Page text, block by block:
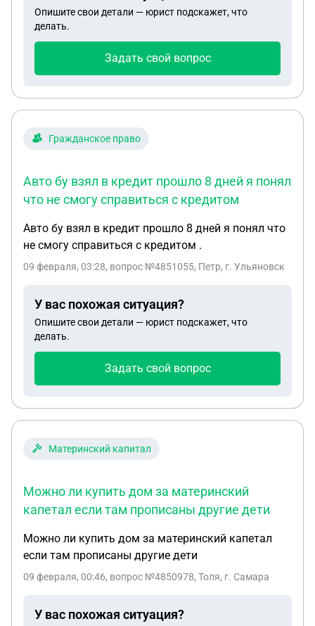
штраф выдал квитанцию на оплату штрафа ,
штраф я оплатил не в срок после чего на
Вопрос следующий: выпустят ли меня за границу
2 марта
Опишите свои детали — юрист подскажет, что
делать.
Задать свой вопрос
Гражданское право
Авто бу взял в кредит прошло 8 дней я понял
что не смогу справиться с кредитом
Авто бу взял в кредит прошло 8 дней я понял что
не смогу справиться с кредитом .
09 февраля, 03:28, вопрос №4851055, Петр, г. Ульяновск
У вас похожая ситуация?
Опишите свои детали — юрист подскажет, что
делать.
Задать свой вопрос
Материнский капитал
Можно ли купить дом за материнский
капетал если там прописаны другие дети
Можно ли купить дом за материнский капетал
если там прописаны другие дети
09 февраля, 00:46, вопрос №4850978, Толя, г. Самара
У вас похожая ситуация?